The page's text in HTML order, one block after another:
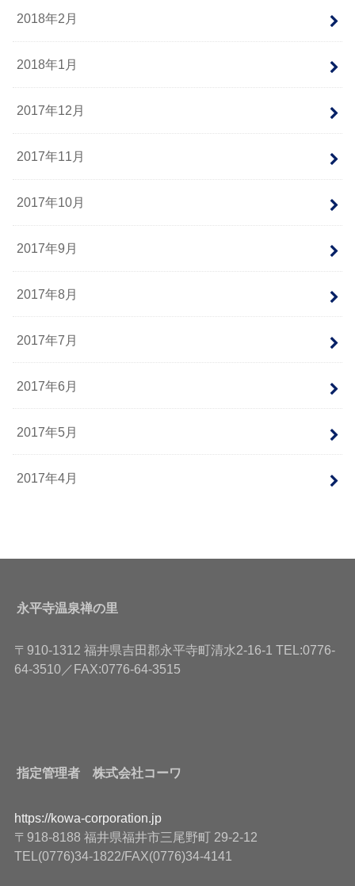
2018年2月
2018年1月
2017年12月
2017年11月
2017年10月
2017年9月
2017年8月
2017年7月
2017年6月
2017年5月
2017年4月
永平寺温泉禅の里
〒910-1312 福井県吉田郡永平寺町清水2-16-1 TEL:0776-
64-3510／FAX:0776-64-3515
指定管理者 株式会社コーワ
https://kowa-corporation.jp
〒918-8188 福井県福井市三尾野町 29-2-12
TEL(0776)34-1822/FAX(0776)34-4141